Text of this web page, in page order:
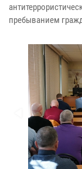
пребыванием